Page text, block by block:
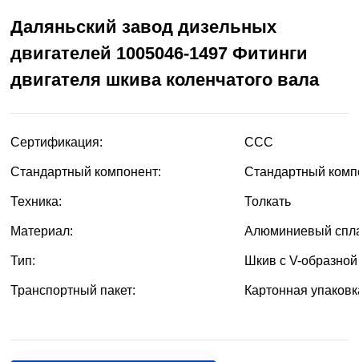
Даляньский завод дизельных
двигателей 1005046-1497 Фитинги
двигателя шкива коленчатого вала